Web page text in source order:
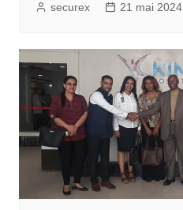
securex 21 mai 2024